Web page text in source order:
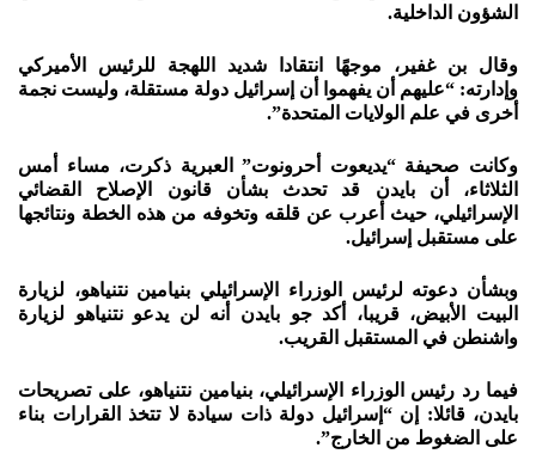
الشؤون الداخلية.
وقال بن غفير، موجهًا انتقادا شديد اللهجة للرئيس الأميركي
وإدارته: “عليهم أن يفهموا أن إسرائيل دولة مستقلة، وليست نجمة
أخرى في علم الولايات المتحدة”.
وكانت صحيفة “يديعوت أحرونوت” العبرية ذكرت، مساء أمس
الثلاثاء، أن بايدن قد تحدث بشأن قانون الإصلاح القضائي
الإسرائيلي، حيث أعرب عن قلقه وتخوفه من هذه الخطة ونتائجها
على مستقبل إسرائيل.
وبشأن دعوته لرئيس الوزراء الإسرائيلي بنيامين نتنياهو، لزيارة
البيت الأبيض، قريبا، أكد جو بايدن أنه لن يدعو نتنياهو لزيارة
واشنطن في المستقبل القريب.
فيما رد رئيس الوزراء الإسرائيلي، بنيامين نتنياهو، على تصريحات
بايدن، قائلا: إن “إسرائيل دولة ذات سيادة لا تتخذ القرارات بناء
على الضغوط من الخارج”.